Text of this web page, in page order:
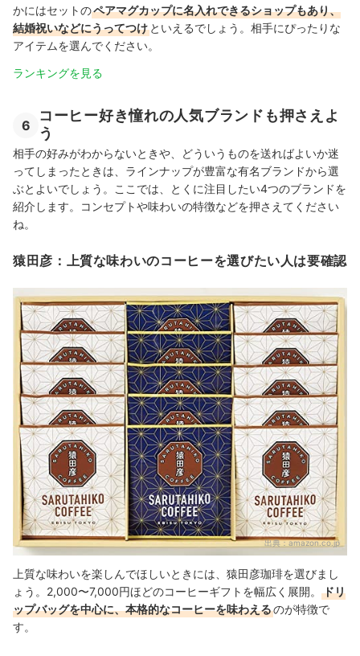
かにはセットのペアマグカップに名入れできるショップもあり、
結婚祝いなどにうってつけ といえるでしょう。相手にぴったりな
アイテムを選んでください。
ランキングを見る
6
コーヒー好き憧れの人気ブランドも押さえよ
う
相手の好みがわからないときや、どういうものを送ればよいか迷
ってしまったときは、ラインナップが豊富な有名ブランドから選
ぶとよいでしょう。ここでは、とくに注目したい4つのブランドを
紹介します。コンセプトや味わいの特徴などを押さえてください
ね。
猿田彦：上質な味わいのコーヒーを選びたい人は要確認
出典：amazon.co.jp
上質な味わいを楽しんでほしいときには、猿田彦珈琲を選びまし
ょう。2,000〜7,000円ほどのコーヒーギフトを幅広く展開。
ドリ
ップバッグを中心に、本格的なコーヒーを味わえるのが特徴で
す。